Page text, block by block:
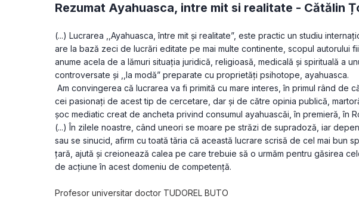
Rezumat Ayahuasca, intre mit si realitate - Cătălin
(...) Lucrarea ,,Ayahuasca, între mit și realitate”, este practic un studiu
are la bază zeci de lucrări editate pe mai multe continente, scopul autorului
anume acela de a lămuri situația juridică, religioasă, medicală și spirituală a
controversate și ,,la modă” preparate cu proprietăți psihotope, ayahuasca.
Am convingerea că lucrarea va fi primită cu mare interes, în primul rând de
cei pasionați de acest tip de cercetare, dar și de către opinia publică,
șoc mediatic creat de ancheta privind consumul ayahuascăi, în premieră, în
(...) În zilele noastre, când uneori se moare pe străzi de supradoză, iar
sau se sinucid, afirm cu toată tăria că această lucrare scrisă de cel mai bun
țară, ajută și creionează calea pe care trebuie să o urmăm pentru găsirea
de acțiune în acest domeniu de competență.
Profesor universitar doctor TUDOREL BUTO